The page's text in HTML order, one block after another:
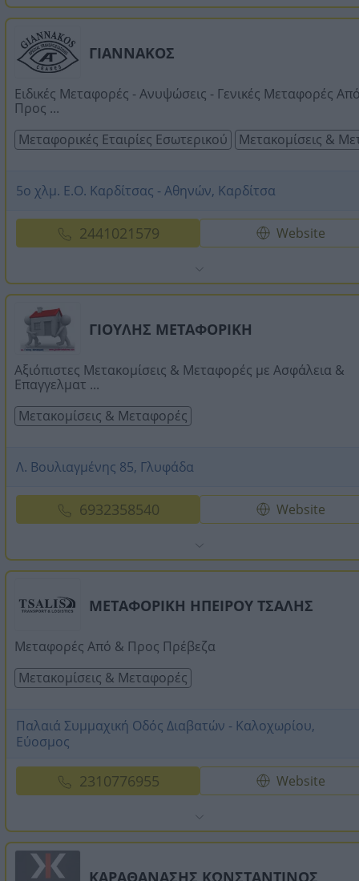
ΓΙΑΝΝΑΚΟΣ
Ειδικές Μεταφορές - Ανυψώσεις - Γενικές Μεταφορές
Προς ...
Μεταφορικές Εταιρίες Εσωτερικού
Μετακομίσεις &
5ο χλμ. Ε.Ο. Καρδίτσας - Αθηνών, Καρδίτσα
2441021579 Website
ΓΙΟΥΛΗΣ ΜΕΤΑΦΟΡΙΚΗ
Αξιόπιστες Μετακομίσεις & Μεταφορές με Ασφάλεια &
Επαγγελματ ...
Μετακομίσεις & Μεταφορές
Λ. Βουλιαγμένης 85, Γλυφάδα
6932358540 Website
ΜΕΤΑΦΟΡΙΚΗ ΗΠΕΙΡΟΥ ΤΣΑΛΗΣ
Μεταφορές Από & Προς Πρέβεζα
Μετακομίσεις & Μεταφορές
Παλαιά Συμμαχική Οδός Διαβατών - Καλοχωρίου,
Εύοσμος
2310776955 Website
ΚΑΡΑΘΑΝΑΣΗΣ ΚΩΝΣΤΑΝΤΙΝΟΣ